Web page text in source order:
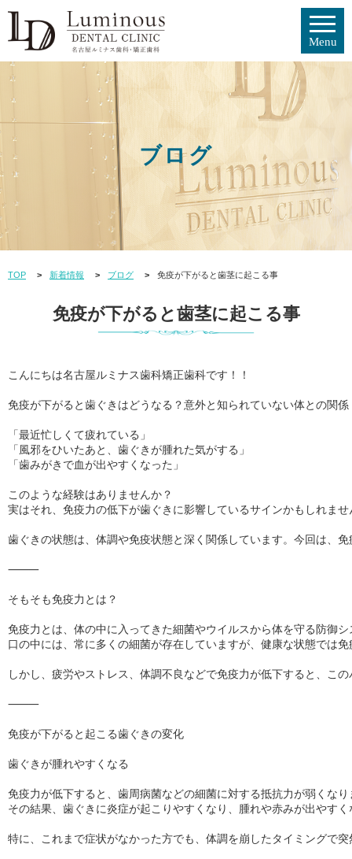
ブログ
TOP 新着情報 ブログ 免疫が下がると歯茎に起こる事
免疫が下がると歯茎に起こる事
こんにちは名古屋ルミナス歯科矯正歯科です！！
免疫が下がると歯ぐきはどうなる？意外と知られていない体との関係
「最近忙しくて疲れている」
「風邪をひいたあと、歯ぐきが腫れた気がする」
「歯みがきで血が出やすくなった」
このような経験はありませんか？
実はそれ、免疫力の低下が歯ぐきに影響しているサインかもしれませ
歯ぐきの状態は、体調や免疫状態と深く関係しています。今回は、
⸻
そもそも免疫力とは？
免疫力とは、体の中に入ってきた細菌やウイルスから体を守る防御
口の中には、常に多くの細菌が存在していますが、健康な状態では
しかし、疲労やストレス、体調不良などで免疫力が低下すると、こ
⸻
免疫が下がると起こる歯ぐきの変化
歯ぐきが腫れやすくなる
免疫力が低下すると、歯周病菌などの細菌に対する抵抗力が弱くなり
その結果、歯ぐきに炎症が起こりやすくなり、腫れや赤みが出やす
特に、これまで症状がなかった方でも、体調を崩したタイミングで